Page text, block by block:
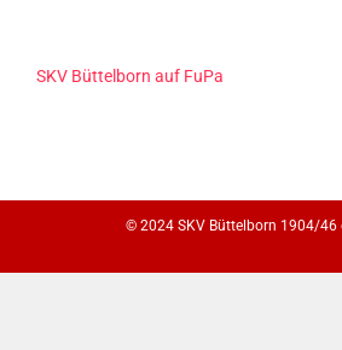
SKV Büttelborn auf FuPa
© 2024 SKV Büttelborn 1904/46